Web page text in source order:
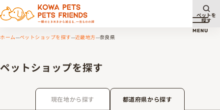
メニ
MENU
ペットを
探す
ホーム ペットショップを探す 近畿地方 奈良県
ペットショップを探す
現在地から探す 都道府県から探す